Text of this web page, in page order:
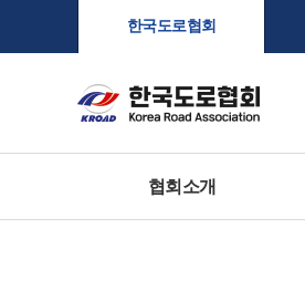
한국도로협회
협회소개